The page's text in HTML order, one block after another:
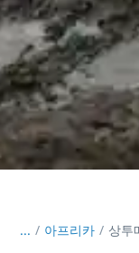
... / 아프리카 상투